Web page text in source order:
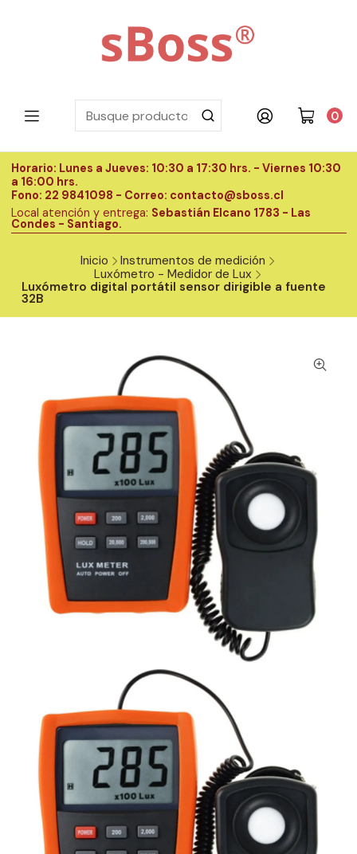
0
Horario: Lunes a Jueves: 10:30 a 17:30 hrs. - Viernes 10:30
a 16:00 hrs.
Fono: 22 9841098 - Correo: contacto@sboss.cl
Local atención y entrega: Sebastián Elcano 1783 - Las
Condes - Santiago.
Inicio
Instrumentos de medición
Luxómetro - Medidor de Lux
Luxómetro digital portátil sensor dirigible a fuente
32B